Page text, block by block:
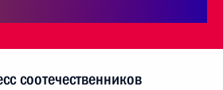
соотечественников